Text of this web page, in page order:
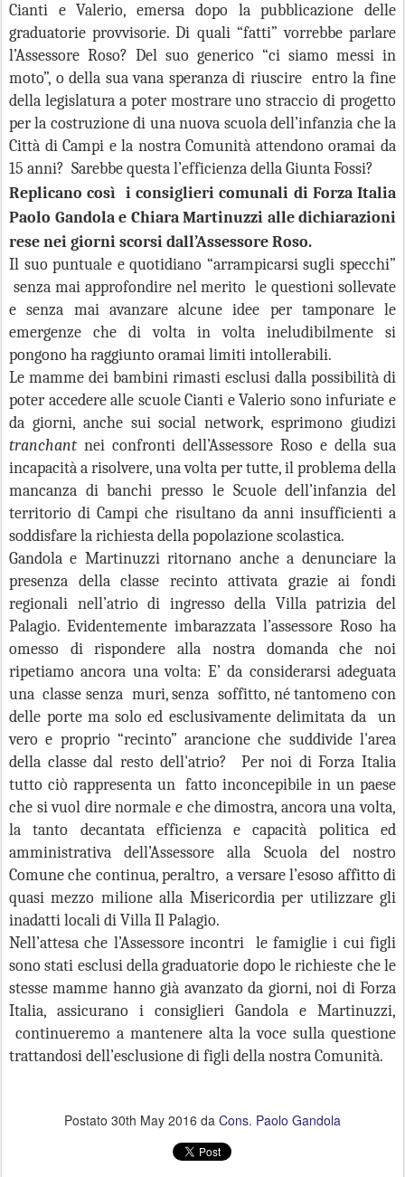
Cianti e Valerio, emersa dopo la pubblicazione delle
graduatorie provvisorie. Di quali “fatti” vorrebbe parlare
l’Assessore Roso? Del suo generico “ci siamo messi in
moto”, o della sua vana speranza di riuscire entro la fine
della legislatura a poter mostrare uno straccio di progetto
per la costruzione di una nuova scuola dell’infanzia che la
Città di Campi e la nostra Comunità attendono oramai da
15 anni? Sarebbe questa l’efficienza della Giunta Fossi?
Replicano così i consiglieri comunali di Forza Italia
Paolo Gandola e Chiara Martinuzzi alle dichiarazioni
rese nei giorni scorsi dall’Assessore Roso.
Il suo puntuale e quotidiano “arrampicarsi sugli specchi”
senza mai approfondire nel merito le questioni sollevate
e senza mai avanzare alcune idee per tamponare le
emergenze che di volta in volta ineludibilmente si
pongono ha raggiunto oramai limiti intollerabili.
Le mamme dei bambini rimasti esclusi dalla possibilità di
poter accedere alle scuole Cianti e Valerio sono infuriate e
da giorni, anche sui social network, esprimono giudizi
tranchantnei confronti dell’Assessore Roso e della sua
incapacità a risolvere, una volta per tutte, il problema della
mancanza di banchi presso le Scuole dell’infanzia del
territorio di Campi che risultano da anni insufficienti a
soddisfare la richiesta della popolazione scolastica.
Gandola e Martinuzzi ritornano anche a denunciare la
presenza della classe recinto attivata grazie ai fondi
regionali nell’atrio di ingresso della Villa patrizia del
Palagio. Evidentemente imbarazzata l’assessore Roso ha
omesso di rispondere alla nostra domanda che noi
ripetiamo ancora una volta: E’ da considerarsi adeguata
una classe senza muri, senza soffitto, né tantomeno con
delle porte ma solo ed esclusivamente delimitata da un
vero e proprio “recinto” arancione che suddivide l'area
della classe dal resto dell'atrio? Per noi di Forza Italia
tutto ciò rappresenta un fatto inconcepibile in un paese
che si vuol dire normale e che dimostra, ancora una volta,
la tanto decantata efficienza e capacità politica ed
amministrativa dell’Assessore alla Scuola del nostro
Comune che continua, peraltro, a versare l’esoso affitto di
quasi mezzo milione alla Misericordia per utilizzare gli
inadatti locali di Villa Il Palagio.
Nell’attesa che l’Assessore incontri le famiglie i cui figli
sono stati esclusi della graduatorie dopo le richieste che le
stesse mamme hanno già avanzato da giorni, noi di Forza
Italia, assicurano i consiglieri Gandola e Martinuzzi,
continueremo a mantenere alta la voce sulla questione
trattandosi dell’esclusione di figli della nostra Comunità.
Postato 30th May 2016 da Cons. Paolo Gandola